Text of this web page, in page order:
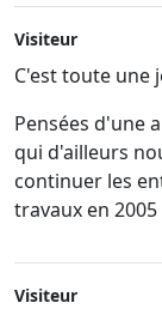
Visiteur
C'est toute une
Pensées d'une
qui d'ailleurs
continuer les
travaux en 2005
Visiteur